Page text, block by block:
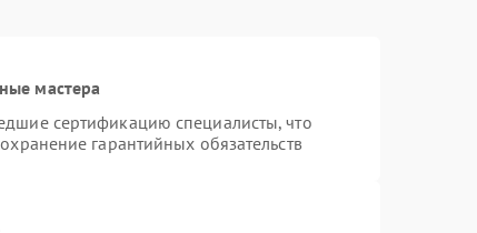
мастера
сертификацию специалисты, что
гарантийных обязательств